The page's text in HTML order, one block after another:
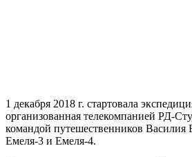
1 декабря 2018 г. стартовала
организованная телекомпанией РД-
командой путешественников Василия
Емеля-3 и Емеля-4.